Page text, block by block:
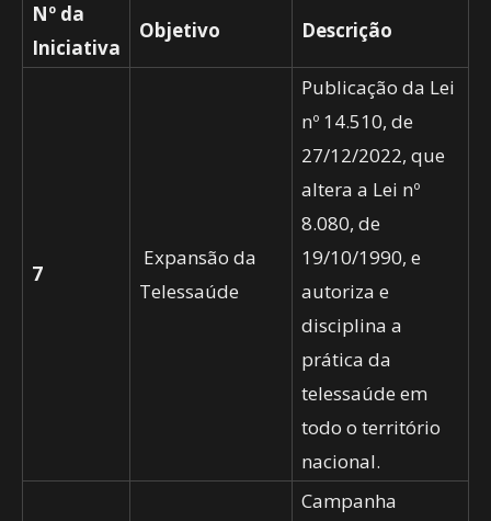
Nº da
Iniciativa
Objetivo Descrição
7
Expansão da
Telessaúde
Publicação da Lei
nº 14.510, de
27/12/2022, que
altera a Lei nº
8.080, de
19/10/1990, e
autoriza e
disciplina a
prática da
telessaúde em
todo o território
nacional.
Campanha